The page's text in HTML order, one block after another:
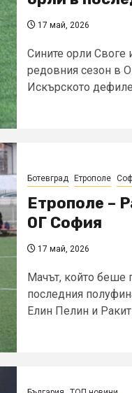
17 май, 2026
Сините орли Своге
редовния сезон в
Искърското дефиле
Ботевград Етрополе
Етрополе –
ОГ София
17 май, 2026
Мачът, който беше
последния
Елин Пелин и